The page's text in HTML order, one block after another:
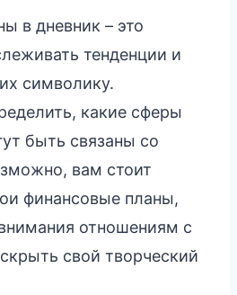
в дневник – это
тенденции и
символику.
какие сферы
быть связаны со
вам стоит
финансовые планы,
отношениям с
свой творческий